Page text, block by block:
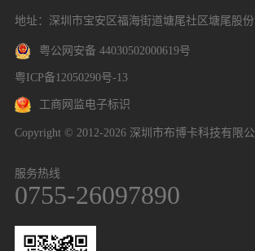
地址：深圳市宝安区福海街道塘尾社区塘尾股
粤公网安备 44030502000619号
粤ICP备12050290号-13
工商网监电子标识
Copyright © 2012-2026 深圳市布博卡科技有限公
服务热线
0755-26097890